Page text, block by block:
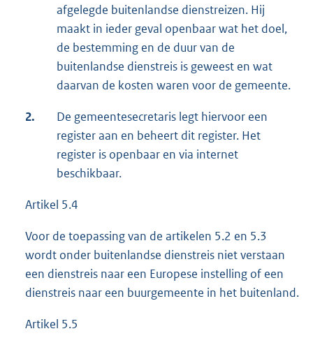
afgelegde buitenlandse dienstreizen. Hij
maakt in ieder geval openbaar wat het doel,
de bestemming en de duur van de
buitenlandse dienstreis is geweest en wat
daarvan de kosten waren voor de gemeente.
2.
De gemeentesecretaris legt hiervoor een
register aan en beheert dit register. Het
register is openbaar en via internet
beschikbaar.
Artikel 5.4
Voor de toepassing van de artikelen 5.2 en 5.3
wordt onder buitenlandse dienstreis niet verstaan
een dienstreis naar een Europese instelling of een
dienstreis naar een buurgemeente in het buitenland.
Artikel 5.5